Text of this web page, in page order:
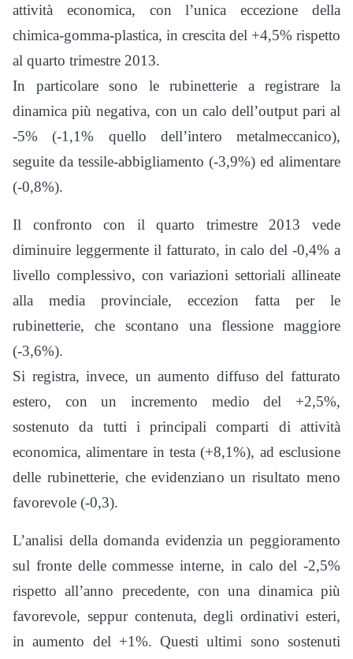
attività economica, con l’unica eccezione della
chimica-gomma-plastica, in crescita del +4,5% rispetto
al quarto trimestre 2013.
In particolare sono le rubinetterie a registrare la
dinamica più negativa, con un calo dell’output pari al
-5% (-1,1% quello dell’intero metalmeccanico),
seguite da tessile-abbigliamento (-3,9%) ed alimentare
(-0,8%).
Il confronto con il quarto trimestre 2013 vede
diminuire leggermente il fatturato, in calo del -0,4% a
livello complessivo, con variazioni settoriali allineate
alla media provinciale, eccezion fatta per le
rubinetterie, che scontano una flessione maggiore
(-3,6%).
Si registra, invece, un aumento diffuso del fatturato
estero, con un incremento medio del +2,5%,
sostenuto da tutti i principali comparti di attività
economica, alimentare in testa (+8,1%), ad esclusione
delle rubinetterie, che evidenziano un risultato meno
favorevole (-0,3).
L’analisi della domanda evidenzia un peggioramento
sul fronte delle commesse interne, in calo del -2,5%
rispetto all’anno precedente, con una dinamica più
favorevole, seppur contenuta, degli ordinativi esteri,
in aumento del +1%. Questi ultimi sono sostenuti